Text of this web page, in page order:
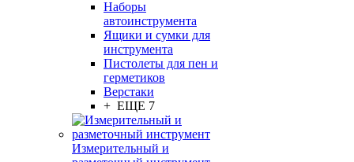
Наборы
автоинструмента
Ящики и сумки для
инструмента
Пистолеты для пен и
герметиков
Верстаки
+ ЕЩЕ 7
Измерительный и